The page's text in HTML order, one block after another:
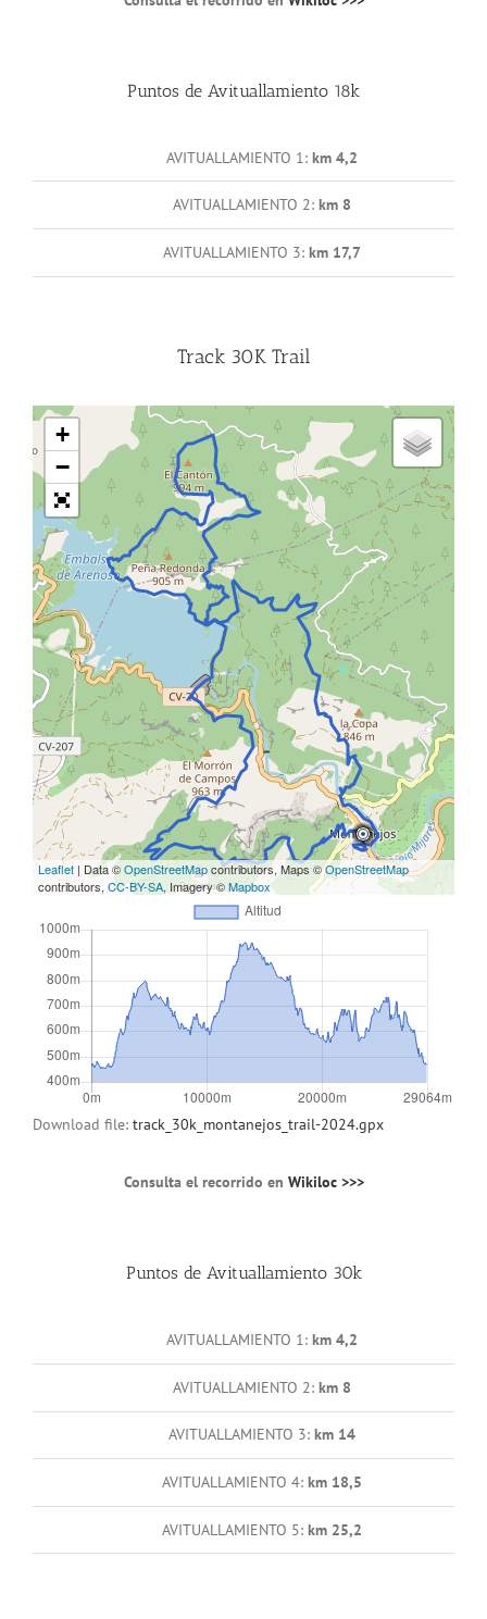
Puntos de Avituallamiento 18k
AVITUALLAMIENTO 1: km 4,2
AVITUALLAMIENTO 2: km 8
AVITUALLAMIENTO 3: km 17,7
Track 30K Trail
+
−
Leaflet | Data ©OpenStreetMapcontributors, Maps ©OpenStreetMap
contributors, CC-BY-SA, Imagery ©Mapbox
Download file: track_30k_montanejos_trail-2024.gpx
Consulta el recorrido en Wikiloc >>>
Puntos de Avituallamiento 30k
AVITUALLAMIENTO 1: km 4,2
AVITUALLAMIENTO 2: km 8
AVITUALLAMIENTO 3: km 14
AVITUALLAMIENTO 4: km 18,5
AVITUALLAMIENTO 5: km 25,2